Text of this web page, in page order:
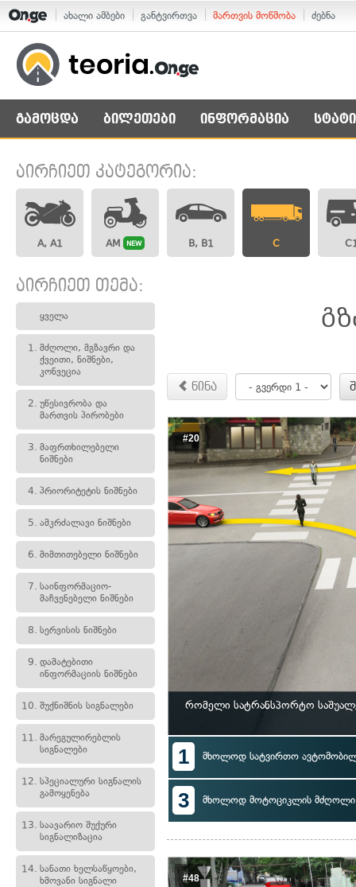
ახალი ამბები განტვირთვა მართვის მოწმობა ძებნა
გამოცდა ბილეთები ინფორმაცია
აირჩიეთ კატეგორია:
A, A1 AM NEW B, B1 C
აირჩიეთ თემა:
ყველა
1. მძღოლი, მგზავრი და
ქვეითი, ნიშნები,
კონვეცია
2. უწესივრობა და
მართვის პირობები
3. მაფრთხილებელი
ნიშნები
4. პრიორიტეტის ნიშნები
5. ამკრძალავი ნიშნები
6. მიმთითებელი ნიშნები
7. საინფორმაციო-
მაჩვენებელი ნიშნები
8. სერვისის ნიშნები
9. დამატებითი
ინფორმაციის ნიშნები
10. შუქნიშნის სიგნალები
11. მარეგულირებლის
სიგნალები
12. სპეციალური სიგნალის
გამოყენება
13. საავარიო შუქური
სიგნალიზაცია
14. სანათი ხელსაწყოები,
ხმოვანი სიგნალი
წინა
#20
რომელი სატრანსპორტო
1 მხოლოდ სატვირთო
3 მხოლოდ მოტოციკლის მძღოლი
#48